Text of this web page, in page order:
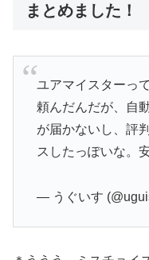
まとめました！
ユアマイスターっ
頼んだんだが、自
が届かないし、評
スしたっぽいな。
— うぐいす